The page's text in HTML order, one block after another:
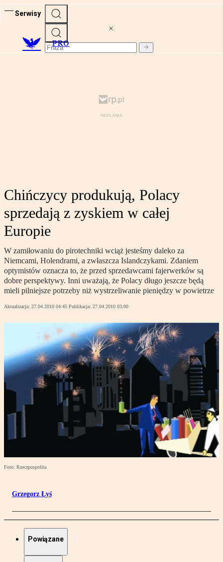
Serwisy
PRO
Chińczycy produkują, Polacy
sprzedają z zyskiem w całej
Europie
W zamiłowaniu do pirotechniki wciąż jesteśmy daleko za
Niemcami, Holendrami, a zwłaszcza Islandczykami. Zdaniem
optymistów oznacza to, że przed sprzedawcami fajerwerków są
dobre perspektywy. Inni uważają, że Polacy długo jeszcze będą
mieli pilniejsze potrzeby niż wystrzeliwanie pieniędzy w powietrze
Aktualizacja: 27.04.2010 04:45 Publikacja: 27.04.2010 03:00
Foto: Rzeczpospolita
Grzegorz Łyś
Powiązane